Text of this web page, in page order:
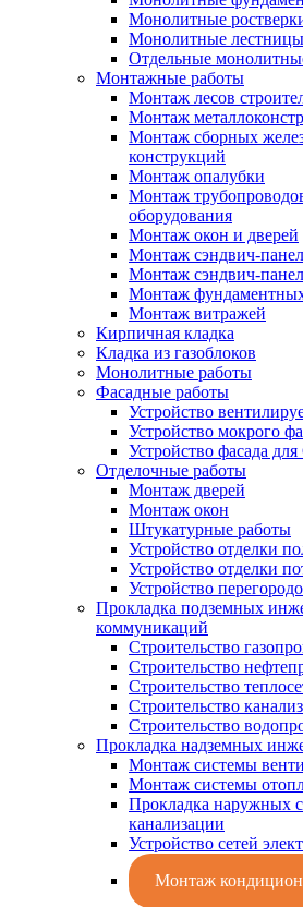
Монолитные
Монолитные
Отдельные
Монтажные работы
Монтаж лесов
Монтаж
Монтаж сборных
конструкций
Монтаж опалубки
Монтаж
оборудования
Монтаж окон и дверей
Монтаж сэндвич-
Монтаж сэндвич-
Монтаж
Монтаж витражей
Кирпичная кладка
Кладка из газоблоков
Монолитные работы
Фасадные работы
Устройство
Устройство мокрого
Устройство фасада
Отделочные работы
Монтаж дверей
Монтаж окон
Штукатурные работы
Устройство отделки
Устройство отделки
Устройство
Прокладка подземных
коммуникаций
Строительство
Строительство
Строительство
Строительство
Строительство
Прокладка надземных
Монтаж системы
Монтаж системы
Прокладка наружных
канализации
Устройство сетей
Монтаж